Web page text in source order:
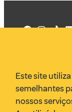
VR Assessoria
Parcerias
Envie uma
Este site
semelhantes
nossos